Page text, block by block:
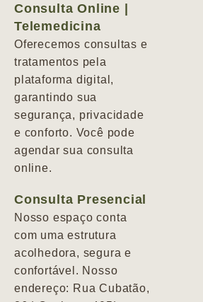
Consulta Online |
Telemedicina
Oferecemos consultas e
tratamentos pela
plataforma digital,
garantindo sua
segurança, privacidade
e conforto. Você pode
agendar sua consulta
online.
Consulta Presencial
Nosso espaço conta
com uma estrutura
acolhedora, segura e
confortável. Nosso
endereço: Rua Cubatão,